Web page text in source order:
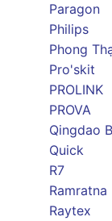
Paragon
Philips
Phong
Pro'skit
PROLINK
PROVA
Qingdao
Quick
R7
Ramratna
Raytex